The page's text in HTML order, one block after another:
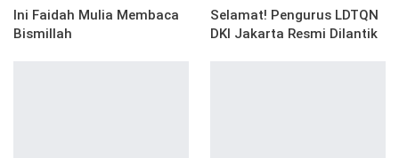
Ini Faidah Mulia Membaca
Bismillah
Selamat! Pengurus LDTQN
DKI Jakarta Resmi Dilantik